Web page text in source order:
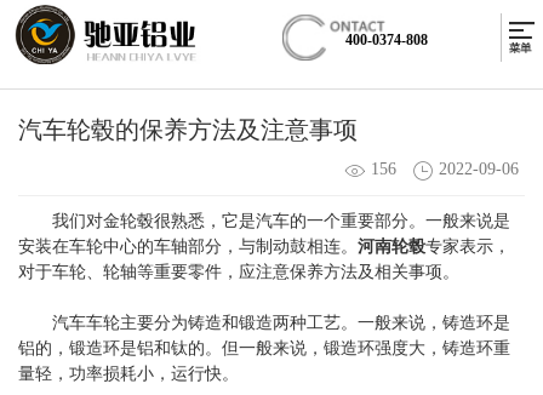
400-0374-808
汽车轮毂的保养方法及注意事项
156 2022-09-06
我们对金轮毂很熟悉，它是汽车的一个重要部分。一般来说是
安装在车轮中心的车轴部分，与制动鼓相连。 河南轮毂专家表示，
对于车轮、轮轴等重要零件，应注意保养方法及相关事项。
汽车车轮主要分为铸造和锻造两种工艺。一般来说，铸造环是
铝的，锻造环是铝和钛的。但一般来说，锻造环强度大，铸造环重
量轻，功率损耗小，运行快。